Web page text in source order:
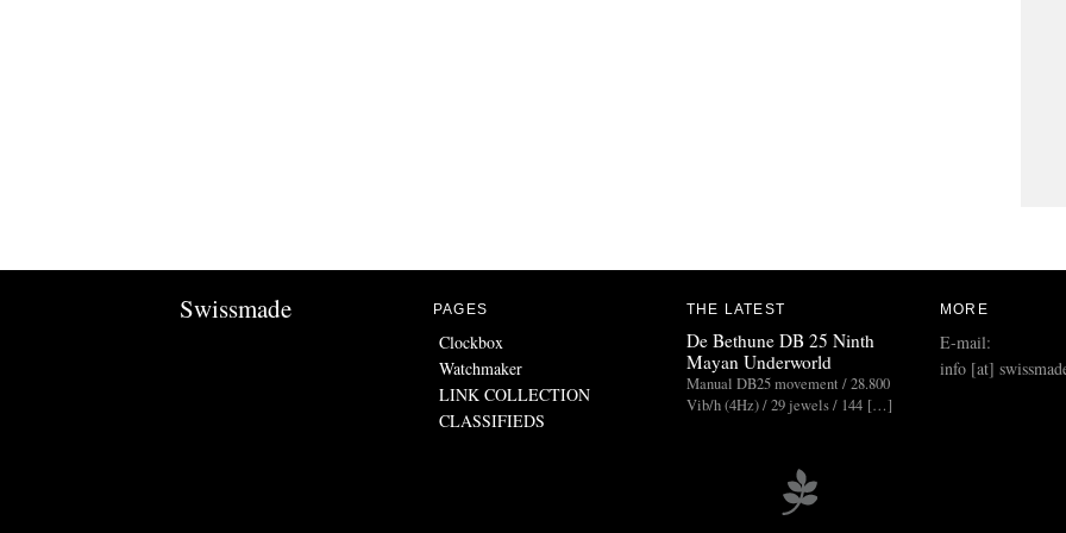
Swissmade PAGES
Clockbox
Watchmaker
LINK COLLECTION
CLASSIFIEDS
THE LATEST
De Bethune DB 25 Ninth
Mayan Underworld
Manual DB25 movement / 28.800
Vib/h (4Hz) / 29 jewels / 144 […]
MORE
E-mail:
info [at]